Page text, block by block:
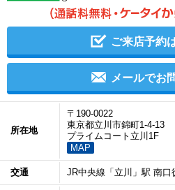
ご来店予約
メールでお
所在地
〒190-0022
東京都立川市錦町1-4-13
プライムコート立川1F
MAP
交通 JR中央線「立川」駅 南口